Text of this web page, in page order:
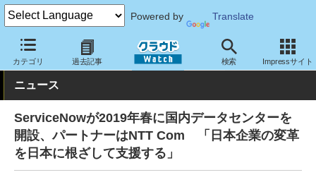
Powered by Translate
カテゴリ 過去記事 検索 Impressサイト
クラウド Watch トピック 事業戦略
ニュース
ServiceNowが2019年春に国内データセンターを
開設、パートナーはNTT Com 「日本企業の変革
を日本に根ざして支援する」